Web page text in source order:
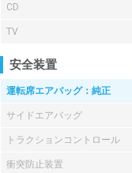
CD
TV
安全装置
運転席エアバッグ：純正
サイドエアバッグ
トラクションコントロール
衝突防止装置